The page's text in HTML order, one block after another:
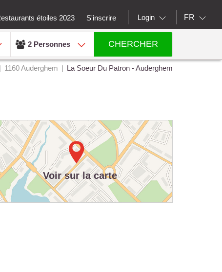
étoiles 2023 S'inscrire Login FR
2 Personnes CHERCHER
1160 Auderghem La Soeur Du Patron - Auderghem
Voir sur la carte